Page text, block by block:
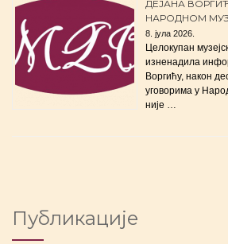
ДЕЈАНА
НАРОДНОМ
8. јула 2026.
Целокупан
изненадила
Воргићу, након
уговорима у
није …
Публикације